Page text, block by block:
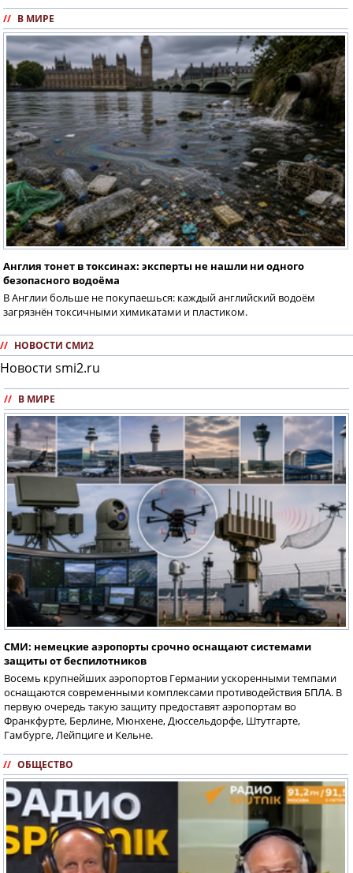
// В МИРЕ
Англия тонет в токсинах: эксперты не нашли ни одного
безопасного водоёма
В Англии больше не покупаешься: каждый английский водоём
загрязнён токсичными химикатами и пластиком.
// НОВОСТИ СМИ2
Новости smi2.ru
// В МИРЕ
СМИ: немецкие аэропорты срочно оснащают системами
защиты от беспилотников
Восемь крупнейших аэропортов Германии ускоренными темпами
оснащаются современными комплексами противодействия БПЛА. В
первую очередь такую защиту предоставят аэропортам во
Франкфурте, Берлине, Мюнхене, Дюссельдорфе, Штутгарте,
Гамбурге, Лейпциге и Кельне.
// ОБЩЕСТВО